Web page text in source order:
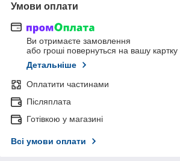
Умови оплати
Ви отримаєте замовлення
або гроші повернуться на вашу картку
Детальніше
Оплатити частинами
Післяплата
Готівкою у магазині
Всі умови оплати